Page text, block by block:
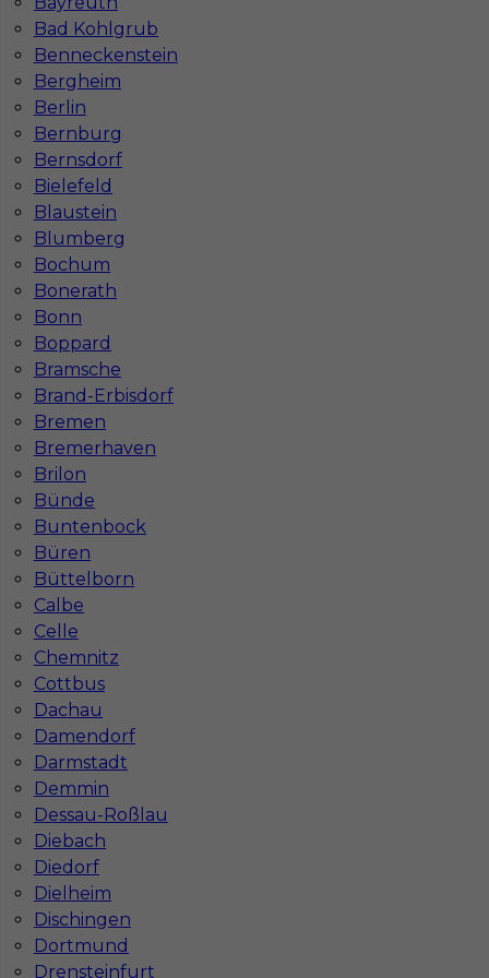
Bad Kohlgrub
Benneckenstein
Bergheim
Berlin
Bernburg
Bernsdorf
Bielefeld
Blaustein
Blumberg
Bochum
Bonerath
Bonn
Boppard
Bramsche
Brand-Erbisdorf
Bremen
Bremerhaven
Brilon
Bünde
Buntenbock
Büren
Büttelborn
Calbe
Celle
Chemnitz
Cottbus
Dachau
Damendorf
Darmstadt
Demmin
Dessau-Roßlau
Diebach
Diedorf
Dielheim
Dischingen
Dortmund
Drensteinfurt
Katowicach
Lublinie
Częstochowie
Najpopularniejsze miejscowości w Niemczech
Praca Augsburg
Praca Hamburg
Praca Berlin
Praca Hannover
Praca Dortmund
Praca Magdeburg
InServ © 2014 – 2026 | Wszelkie prawa zastrzeżone
Witryna korzysta z ciasteczek